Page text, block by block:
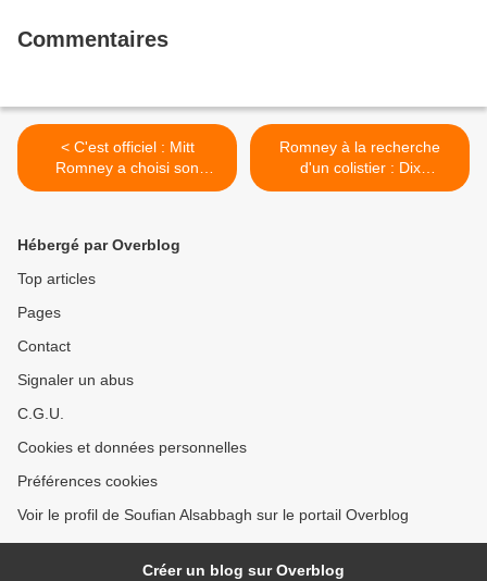
Commentaires
< C'est officiel : Mitt
Romney a choisi son
colistier
Romney à la recherche
d'un colistier : Dix
prétendants à la vice-
Hébergé par Overblog
Top articles
Pages
Contact
Signaler un abus
C.G.U.
Cookies et données personnelles
Préférences cookies
Voir le profil de Soufian Alsabbagh sur le portail Overblog
Créer un blog sur Overblog